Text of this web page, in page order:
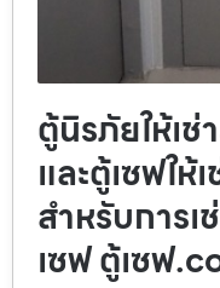
ตู้นิรภัยให้เช่
และตู้เซฟให้
สำหรับการเ
เซฟ ตู้เซฟ